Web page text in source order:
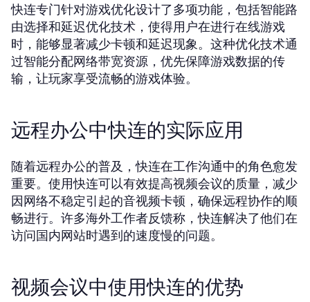
快连专门针对游戏优化设计了多项功能，包括智能路
由选择和延迟优化技术，使得用户在进行在线游戏
时，能够显著减少卡顿和延迟现象。这种优化技术通
过智能分配网络带宽资源，优先保障游戏数据的传
输，让玩家享受流畅的游戏体验。
远程办公中快连的实际应用
随着远程办公的普及，快连在工作沟通中的角色愈发
重要。使用快连可以有效提高视频会议的质量，减少
因网络不稳定引起的音视频卡顿，确保远程协作的顺
畅进行。许多海外工作者反馈称，快连解决了他们在
访问国内网站时遇到的速度慢的问题。
视频会议中使用快连的优势